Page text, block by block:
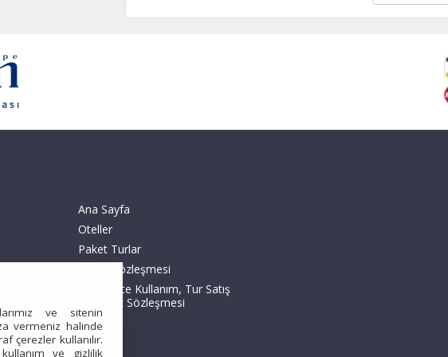
ve sitenin
vermeniz halinde
çerezler kullanılır.
ve gizlilik
5
Ana Sayfa
Oteller
Paket Turlar
Gizlilik Sözleşmesi
KVKK, Site Kullanım, Tur Satış
ve Üyelik Sözleşmesi